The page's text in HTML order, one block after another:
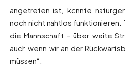
angetreten ist, konnte
noch nicht nahtlos funktionieren.
die Mannschaft – über weite
auch wenn wir an der
müssen“.